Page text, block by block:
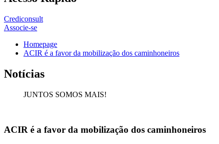
Crediconsult
Associe-se
Homepage
ACIR é a favor da mobilização dos caminhoneiros
Notícias
JUNTOS SOMOS MAIS!
ACIR é a favor da mobilização dos caminhoneiros